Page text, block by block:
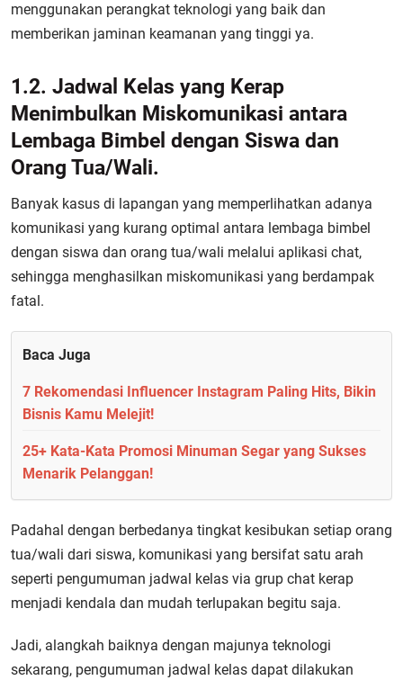
menggunakan perangkat teknologi yang baik dan
memberikan jaminan keamanan yang tinggi ya.
1.2. Jadwal Kelas yang Kerap
Menimbulkan Miskomunikasi antara
Lembaga Bimbel dengan Siswa dan
Orang Tua/Wali.
Banyak kasus di lapangan yang memperlihatkan adanya
komunikasi yang kurang optimal antara lembaga bimbel
dengan siswa dan orang tua/wali melalui aplikasi chat,
sehingga menghasilkan miskomunikasi yang berdampak
fatal.
Baca Juga
7 Rekomendasi Influencer Instagram Paling Hits, Bikin
Bisnis Kamu Melejit!
25+ Kata-Kata Promosi Minuman Segar yang Sukses
Menarik Pelanggan!
Padahal dengan berbedanya tingkat kesibukan setiap orang
tua/wali dari siswa, komunikasi yang bersifat satu arah
seperti pengumuman jadwal kelas via grup chat kerap
menjadi kendala dan mudah terlupakan begitu saja.
Jadi, alangkah baiknya dengan majunya teknologi
sekarang, pengumuman jadwal kelas dapat dilakukan